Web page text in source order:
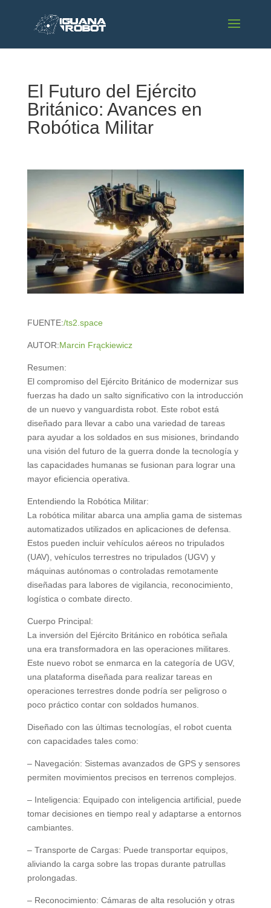
El Futuro del Ejército
Británico: Avances en
Robótica Militar
FUENTE:/ts2.space
AUTOR:Marcin Frąckiewicz
Resumen:
El compromiso del Ejército Británico de modernizar sus
fuerzas ha dado un salto significativo con la introducción
de un nuevo y vanguardista robot. Este robot está
diseñado para llevar a cabo una variedad de tareas
para ayudar a los soldados en sus misiones, brindando
una visión del futuro de la guerra donde la tecnología y
las capacidades humanas se fusionan para lograr una
mayor eficiencia operativa.
Entendiendo la Robótica Militar:
La robótica militar abarca una amplia gama de sistemas
automatizados utilizados en aplicaciones de defensa.
Estos pueden incluir vehículos aéreos no tripulados
(UAV), vehículos terrestres no tripulados (UGV) y
máquinas autónomas o controladas remotamente
diseñadas para labores de vigilancia, reconocimiento,
logística o combate directo.
Cuerpo Principal:
La inversión del Ejército Británico en robótica señala
una era transformadora en las operaciones militares.
Este nuevo robot se enmarca en la categoría de UGV,
una plataforma diseñada para realizar tareas en
operaciones terrestres donde podría ser peligroso o
poco práctico contar con soldados humanos.
Diseñado con las últimas tecnologías, el robot cuenta
con capacidades tales como:
– Navegación: Sistemas avanzados de GPS y sensores
permiten movimientos precisos en terrenos complejos.
– Inteligencia: Equipado con inteligencia artificial, puede
tomar decisiones en tiempo real y adaptarse a entornos
cambiantes.
– Transporte de Cargas: Puede transportar equipos,
aliviando la carga sobre las tropas durante patrullas
prolongadas.
– Reconocimiento: Cámaras de alta resolución y otras